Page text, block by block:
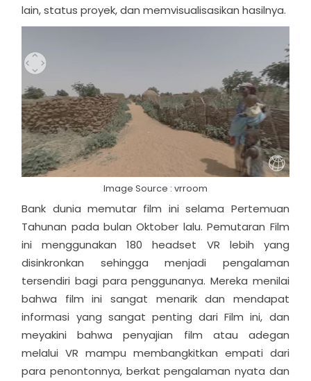
lain, status proyek, dan memvisualisasikan hasilnya.
Image Source : vrroom
Bank dunia memutar film ini selama Pertemuan
Tahunan pada bulan Oktober lalu. Pemutaran Film
ini menggunakan 180 headset VR lebih yang
disinkronkan sehingga menjadi pengalaman
tersendiri bagi para penggunanya. Mereka menilai
bahwa film ini sangat menarik dan mendapat
informasi yang sangat penting dari Film ini, dan
meyakini bahwa penyajian film atau adegan
melalui VR mampu membangkitkan empati dari
para penontonnya, berkat pengalaman nyata dan